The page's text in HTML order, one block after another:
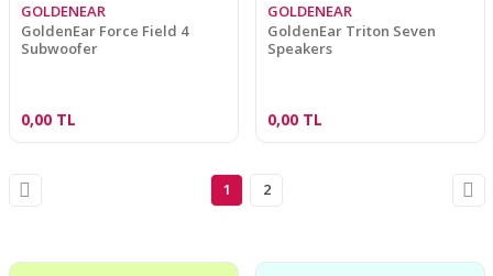
GOLDENEAR
GoldenEar Force Field 4
Subwoofer
0,00 TL
GOLDENEAR
GoldenEar Triton Seven
Speakers
0,00 TL
1 2